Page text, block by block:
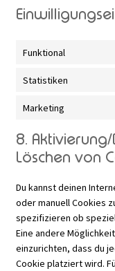
Funktional
Statistiken
Marketing
8.
Löschen von
Du kannst deinen
oder manuell Cookies
spezifizieren ob
Eine andere
einzurichten, dass du
Cookie platziert wird.